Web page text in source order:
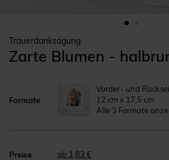
Trauerdanksagung
Zarte Blumen -
Formate
Vorder- und
12 cm x 17,5 cm
Alle 3 Formate
Preise ab 1,83 €